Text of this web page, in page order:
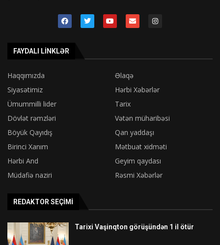
FAYDALI LINKLƏR
Haqqımızda
Əlaqə
Siyasətimiz
Hərbi Xəbərlər
Ümummilli lider
Tarix
Dövlət rəmzləri
Vətən müharibəsi
Böyük Qayıdış
Qan yaddaşı
Birinci Xanım
Mətbuat xidməti
Hərbi And
Geyim qaydası
Müdafiə naziri
Rəsmi Xəbərlər
REDAKTOR SEÇIMI
Tarixi Vaşinqton görüşündən 1 il ötür